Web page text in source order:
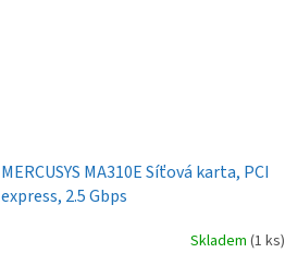
MERCUSYS MA310E Síťová karta, PCI
express, 2.5 Gbps
Skladem (1 ks)